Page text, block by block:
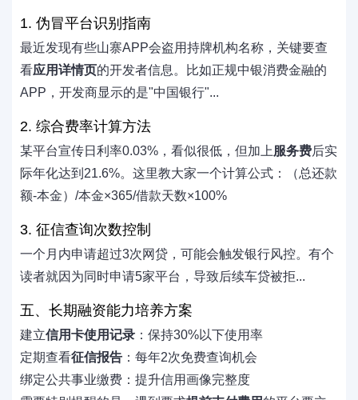
1. 伪冒平台识别指南
最近发现有些山寨APP会盗用持牌机构名称，关键要查
看应用详情页的开发者信息。比如正规中银消费金融的
APP，开发商显示的是"中国银行"...
2. 综合费率计算方法
某平台宣传日利率0.03%，看似很低，但加上服务费后实
际年化达到21.6%。这里教大家一个计算公式：（总还款
额-本金）/本金×365/借款天数×100%
3. 征信查询次数控制
一个月内申请超过3次网贷，可能会触发银行风控。有个
读者就因为同时申请5家平台，导致后续车贷被拒...
五、长期融资能力培养方案
建立信用卡使用记录 ：保持30%以下使用率
定期查看征信报告 ：每年2次免费查询机会
绑定公共事业缴费：提升信用画像完整度